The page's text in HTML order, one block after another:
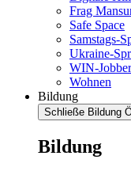
Frag
Safe Space
Samstags-
Ukraine-
WIN-
Wohnen
Bildung
Schließe Bildung
Bildung